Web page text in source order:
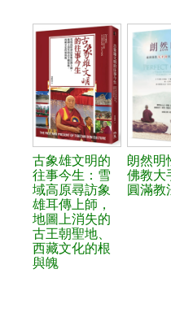
古象雄文明的
往事今生：雪
域高原尋訪象
雄耳傳上師，
地圖上消失的
古王朝聖地、
西藏文化的根
與魄
朗然明
佛教大
圓滿教